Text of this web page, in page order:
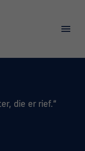
die er rief.“